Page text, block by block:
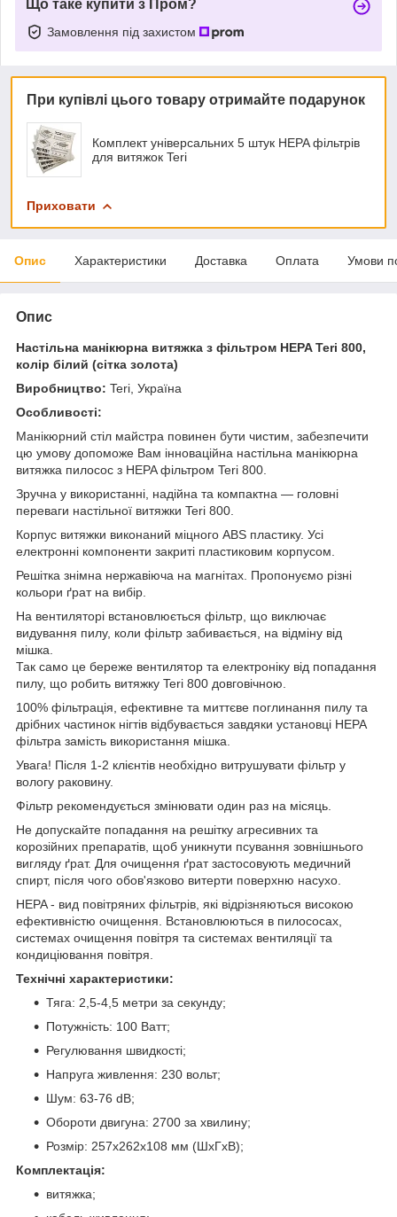
Що таке купити з Пром?
Замовлення під захистом
При купівлі цього товару отримайте подарунок
Комплект універсальних 5 штук HEPA фільтрів
для витяжок Teri
Приховати
Опис Характеристики Доставка Оплата Умови
Опис
Настільна манікюрна витяжка з фільтром HEPA Teri 800,
колір білий (сітка золота)
Виробництво: Teri, Україна
Особливості:
Манікюрний стіл майстра повинен бути чистим, забезпечити
цю умову допоможе Вам інноваційна настільна манікюрна
витяжка пилосос з HEPA фільтром Teri 800.
Зручна у використанні, надійна та компактна — головні
переваги настільної витяжки Teri 800.
Корпус витяжки виконаний міцного ABS пластику. Усі
електронні компоненти закриті пластиковим корпусом.
Решітка знімна нержавіюча на магнітах. Пропонуємо різні
кольори ґрат на вибір.
На вентиляторі встановлюється фільтр, що виключає
видування пилу, коли фільтр забивається, на відміну від
мішка.
Так само це береже вентилятор та електроніку від попадання
пилу, що робить витяжку Teri 800 довговічною.
100% фільтрація, ефективне та миттєве поглинання пилу та
дрібних частинок нігтів відбувається завдяки установці НЕРА
фільтра замість використання мішка.
Увага! Після 1-2 клієнтів необхідно витрушувати фільтр у
вологу раковину.
Фільтр рекомендується змінювати один раз на місяць.
Не допускайте попадання на решітку агресивних та
корозійних препаратів, щоб уникнути псування зовнішнього
вигляду ґрат. Для очищення ґрат застосовують медичний
спирт, після чого обов'язково витерти поверхню насухо.
HEPA - вид повітряних фільтрів, які відрізняються високою
ефективністю очищення. Встановлюються в пилососах,
системах очищення повітря та системах вентиляції та
кондиціювання повітря.
Технічні характеристики:
Тяга: 2,5-4,5 метри за секунду;
Потужність: 100 Ватт;
Регулювання швидкості;
Напруга живлення: 230 вольт;
Шум: 63-76 dB;
Обороти двигуна: 2700 за хвилину;
Розмір: 257х262х108 мм (ШхГхВ);
Комплектація:
витяжка;